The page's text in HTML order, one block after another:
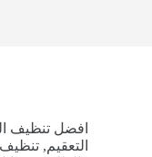
افضل تنظيف
التعقيم,